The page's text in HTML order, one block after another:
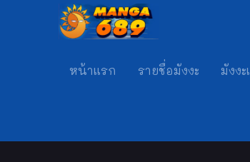
หน้าแรก รายชื่อมังงะ มังง